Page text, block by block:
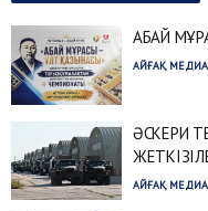
АБАЙ
АЙҒАҚ МЕДИА
ӘСКЕРИ
АЙҒАҚ МЕДИА